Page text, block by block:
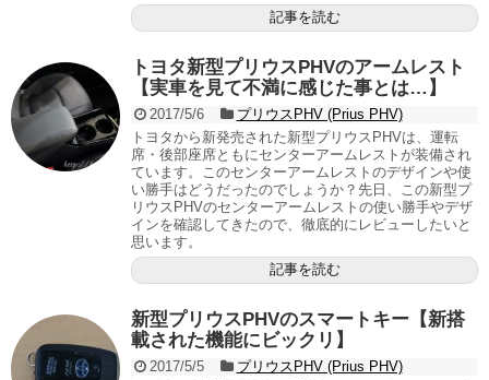
記事を読む
トヨタ新型プリウスPHVのアームレスト
【実車を見て不満に感じた事とは…】
2017/5/6
プリウスPHV (Prius PHV)
トヨタから新発売された新型プリウスPHVは、運転
席・後部座席ともにセンターアームレストが装備され
ています。このセンターアームレストのデザインや使
い勝手はどうだったのでしょうか？先日、この新型プ
リウスPHVのセンターアームレストの使い勝手やデザ
インを確認してきたので、徹底的にレビューしたいと
思います。
記事を読む
新型プリウスPHVのスマートキー【新搭
載された機能にビックリ】
2017/5/5
プリウスPHV (Prius PHV)